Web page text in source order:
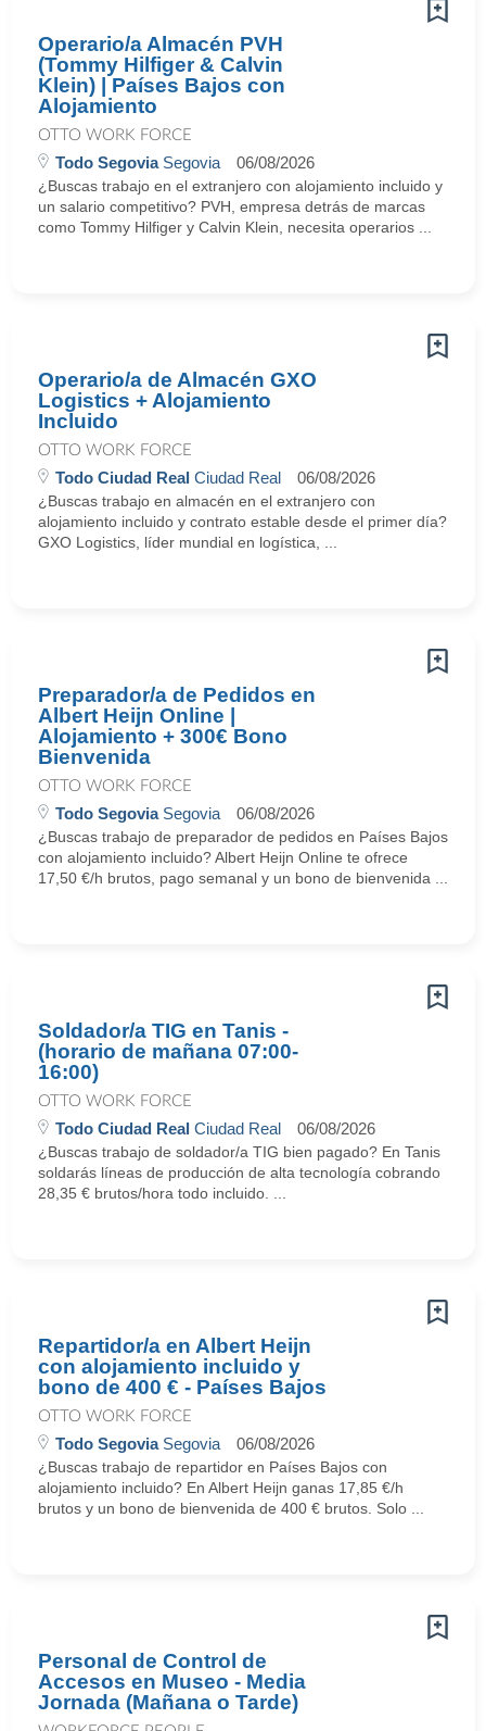
Operario/a Almacén PVH
(Tommy Hilfiger & Calvin
Klein) | Países Bajos con
Alojamiento
OTTO WORK FORCE
Todo SegoviaSegovia 06/08/2026
¿Buscas trabajo en el extranjero con alojamiento incluido y
un salario competitivo? PVH, empresa detrás de marcas
como Tommy Hilfiger y Calvin Klein, necesita operarios ...
Operario/a de Almacén GXO
Logistics + Alojamiento
Incluido
OTTO WORK FORCE
Todo Ciudad Real Ciudad Real 06/08/2026
¿Buscas trabajo en almacén en el extranjero con
alojamiento incluido y contrato estable desde el primer día?
GXO Logistics, líder mundial en logística, ...
Preparador/a de Pedidos en
Albert Heijn Online |
Alojamiento + 300€ Bono
Bienvenida
OTTO WORK FORCE
Todo SegoviaSegovia 06/08/2026
¿Buscas trabajo de preparador de pedidos en Países Bajos
con alojamiento incluido? Albert Heijn Online te ofrece
17,50 €/h brutos, pago semanal y un bono de bienvenida ...
Soldador/a TIG en Tanis -
(horario de mañana 07:00-
16:00)
OTTO WORK FORCE
Todo Ciudad Real Ciudad Real 06/08/2026
¿Buscas trabajo de soldador/a TIG bien pagado? En Tanis
soldarás líneas de producción de alta tecnología cobrando
28,35 € brutos/hora todo incluido. ...
Repartidor/a en Albert Heijn
con alojamiento incluido y
bono de 400 € - Países Bajos
OTTO WORK FORCE
Todo SegoviaSegovia 06/08/2026
¿Buscas trabajo de repartidor en Países Bajos con
alojamiento incluido? En Albert Heijn ganas 17,85 €/h
brutos y un bono de bienvenida de 400 € brutos. Solo ...
Personal de Control de
Accesos en Museo - Media
Jornada (Mañana o Tarde)